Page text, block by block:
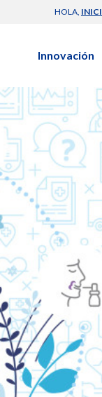
HOLA,
Innovación
Nuevos
Investigación
Investigación y
Profesionales
Gobierno
Informe
Balance